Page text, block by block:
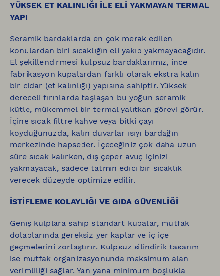
YÜKSEK ET KALINLIĞI İLE ELİ YAKMAYAN TERMAL
YAPI
Seramik bardaklarda en çok merak edilen
konulardan biri sıcaklığın eli yakıp yakmayacağıdır.
El şekillendirmesi kulpsuz bardaklarımız, ince
fabrikasyon kupalardan farklı olarak ekstra kalın
bir cidar (et kalınlığı) yapısına sahiptir. Yüksek
dereceli fırınlarda taşlaşan bu yoğun seramik
kütle, mükemmel bir termal yalıtkan görevi görür.
İçine sıcak filtre kahve veya bitki çayı
koyduğunuzda, kalın duvarlar ısıyı bardağın
merkezinde hapseder. İçeceğiniz çok daha uzun
süre sıcak kalırken, dış çeper avuç içinizi
yakmayacak, sadece tatmin edici bir sıcaklık
verecek düzeyde optimize edilir.
İSTİFLEME KOLAYLIĞI VE GIDA GÜVENLİĞİ
Geniş kulplara sahip standart kupalar, mutfak
dolaplarında gereksiz yer kaplar ve iç içe
geçmelerini zorlaştırır. Kulpsuz silindirik tasarım
ise mutfak organizasyonunda maksimum alan
verimliliği sağlar. Yan yana minimum boşlukla